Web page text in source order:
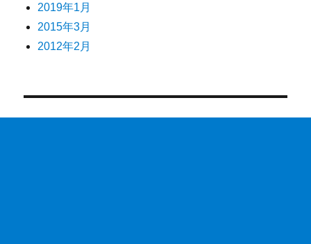
2019年1月
2015年3月
2012年2月